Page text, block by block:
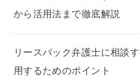
から活用法まで徹底解説
リースバック弁護士に相談
用するためのポイント